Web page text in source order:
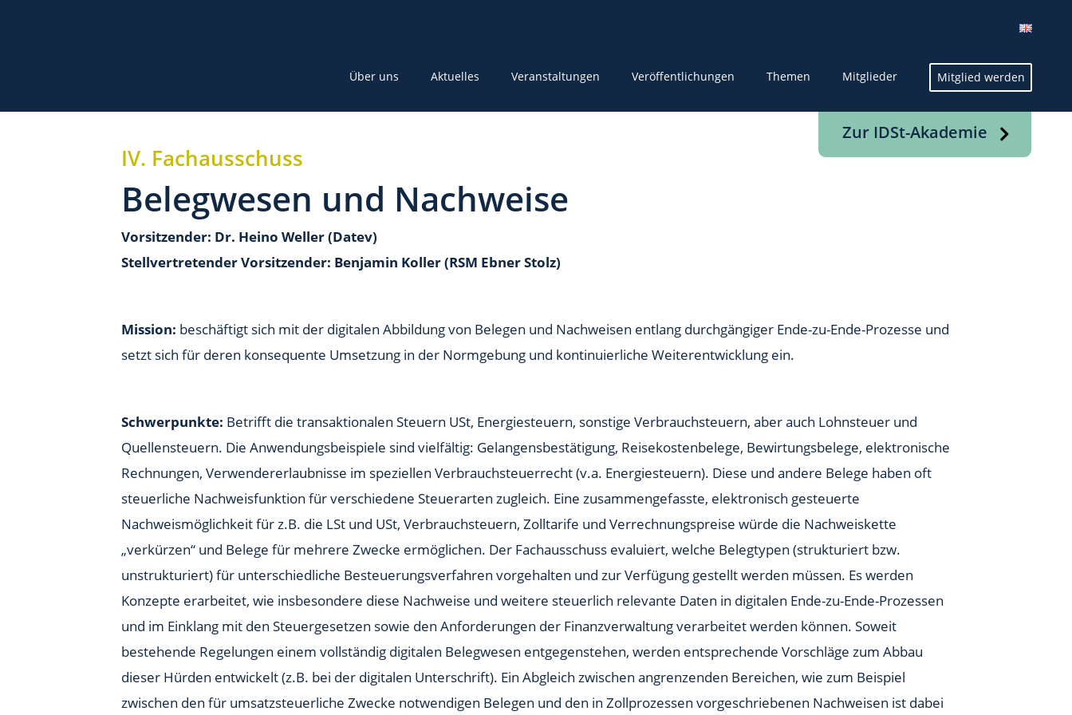
Über uns Aktuelles Veranstaltungen Veröffentlichungen Themen Mitglieder Mitglied werden
Zur IDSt-Akademie
IV. Fachausschuss
Belegwesen und Nachweise
Vorsitzender: Dr. Heino Weller (Datev)
Stellvertretender Vorsitzender: Benjamin Koller (RSM Ebner Stolz)
Mission: beschäftigt sich mit der digitalen Abbildung von Belegen und Nachweisen entlang durchgängiger Ende-zu-Ende-Prozesse und
setzt sich für deren konsequente Umsetzung in der Normgebung und kontinuierliche Weiterentwicklung ein.
Schwerpunkte: Betrifft die transaktionalen Steuern USt, Energiesteuern, sonstige Verbrauchsteuern, aber auch Lohnsteuer und
Quellensteuern. Die Anwendungsbeispiele sind vielfältig: Gelangensbestätigung, Reisekostenbelege, Bewirtungsbelege, elektronische
Rechnungen, Verwendererlaubnisse im speziellen Verbrauchsteuerrecht (v.a. Energiesteuern). Diese und andere Belege haben oft
steuerliche Nachweisfunktion für verschiedene Steuerarten zugleich. Eine zusammengefasste, elektronisch gesteuerte
Nachweismöglichkeit für z.B. die LSt und USt, Verbrauchsteuern, Zolltarife und Verrechnungspreise würde die Nachweiskette
„verkürzen“ und Belege für mehrere Zwecke ermöglichen. Der Fachausschuss evaluiert, welche Belegtypen (strukturiert bzw.
unstrukturiert) für unterschiedliche Besteuerungsverfahren vorgehalten und zur Verfügung gestellt werden müssen. Es werden
Konzepte erarbeitet, wie insbesondere diese Nachweise und weitere steuerlich relevante Daten in digitalen Ende-zu-Ende-Prozessen
und im Einklang mit den Steuergesetzen sowie den Anforderungen der Finanzverwaltung verarbeitet werden können. Soweit
bestehende Regelungen einem vollständig digitalen Belegwesen entgegenstehen, werden entsprechende Vorschläge zum Abbau
dieser Hürden entwickelt (z.B. bei der digitalen Unterschrift). Ein Abgleich zwischen angrenzenden Bereichen, wie zum Beispiel
zwischen den für umsatzsteuerliche Zwecke notwendigen Belegen und den in Zollprozessen vorgeschriebenen Nachweisen ist dabei